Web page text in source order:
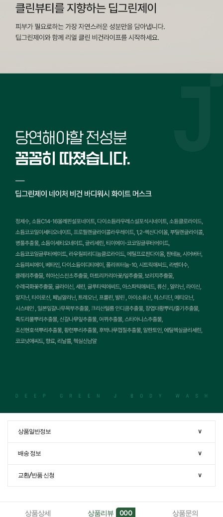
상품일반정보 ∨
배송 정보 ∨
교환/반품 신청 ∨
상품상세 상품리뷰 000 상품문의